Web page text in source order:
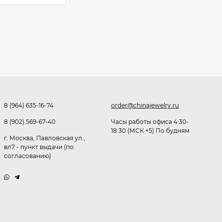
8 (964) 635-16-74
8 (902) 569-67-40
г. Москва, Павловская ул.,
вл7 - пункт выдачи (по
согласованию)
order@chinajewelry.ru
Часы работы офиса 4:30-
18:30 (МСК +5) По будням